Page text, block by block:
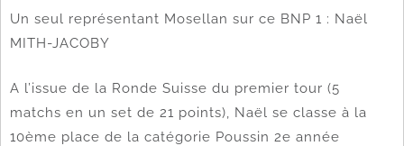
Un seul représentant Mosellan sur ce BNP 1 : Naël
MITH-JACOBY
A l’issue de la Ronde Suisse du premier tour (5
matchs en un set de 21 points), Naël se classe à la
10ème place de la catégorie Poussin 2e année